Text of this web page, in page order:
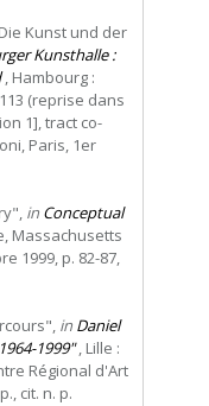
Kunst und der
Kunsthalle :
, Hambourg :
(reprise dans
1], tract co-
Paris, 1er
in Conceptual
Massachusetts
1999, p. 82-87,
in Daniel
1999", Lille :
Régional d'Art
cit. n. p.